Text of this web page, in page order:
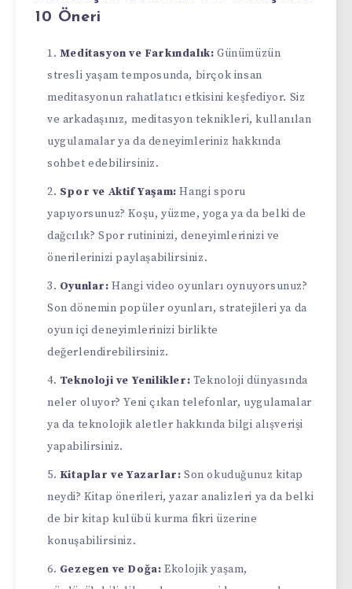
10 Öneri
Meditasyon ve Farkındalık: Günümüzün
stresli yaşam temposunda, birçok insan
meditasyonun rahatlatıcı etkisini keşfediyor. Siz
ve arkadaşınız, meditasyon teknikleri, kullanılan
uygulamalar ya da deneyimleriniz hakkında
sohbet edebilirsiniz.
Spor ve Aktif Yaşam: Hangi sporu
yapıyorsunuz? Koşu, yüzme, yoga ya da belki de
dağcılık? Spor rutininizi, deneyimlerinizi ve
önerilerinizi paylaşabilirsiniz.
Oyunlar: Hangi video oyunları oynuyorsunuz?
Son dönemin popüler oyunları, stratejileri ya da
oyun içi deneyimlerinizi birlikte
değerlendirebilirsiniz.
Teknoloji ve Yenilikler: Teknoloji dünyasında
neler oluyor? Yeni çıkan telefonlar, uygulamalar
ya da teknolojik aletler hakkında bilgi alışverişi
yapabilirsiniz.
Kitaplar ve Yazarlar: Son okuduğunuz kitap
neydi? Kitap önerileri, yazar analizleri ya da belki
de bir kitap kulübü kurma fikri üzerine
konuşabilirsiniz.
Gezegen ve Doğa: Ekolojik yaşam,